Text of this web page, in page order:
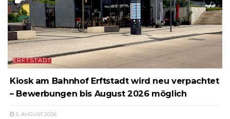
ERFTSTADT
Kiosk am Bahnhof Erftstadt wird neu verpachtet
– Bewerbungen bis August 2026 möglich
5. AUGUST 2026